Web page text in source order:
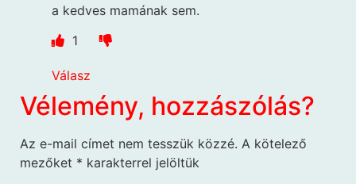
a kedves mamának sem.
1
Válasz
Vélemény, hozzászólás?
Az e-mail címet nem tesszük közzé. A kötelező
mezőket * karakterrel jelöltük